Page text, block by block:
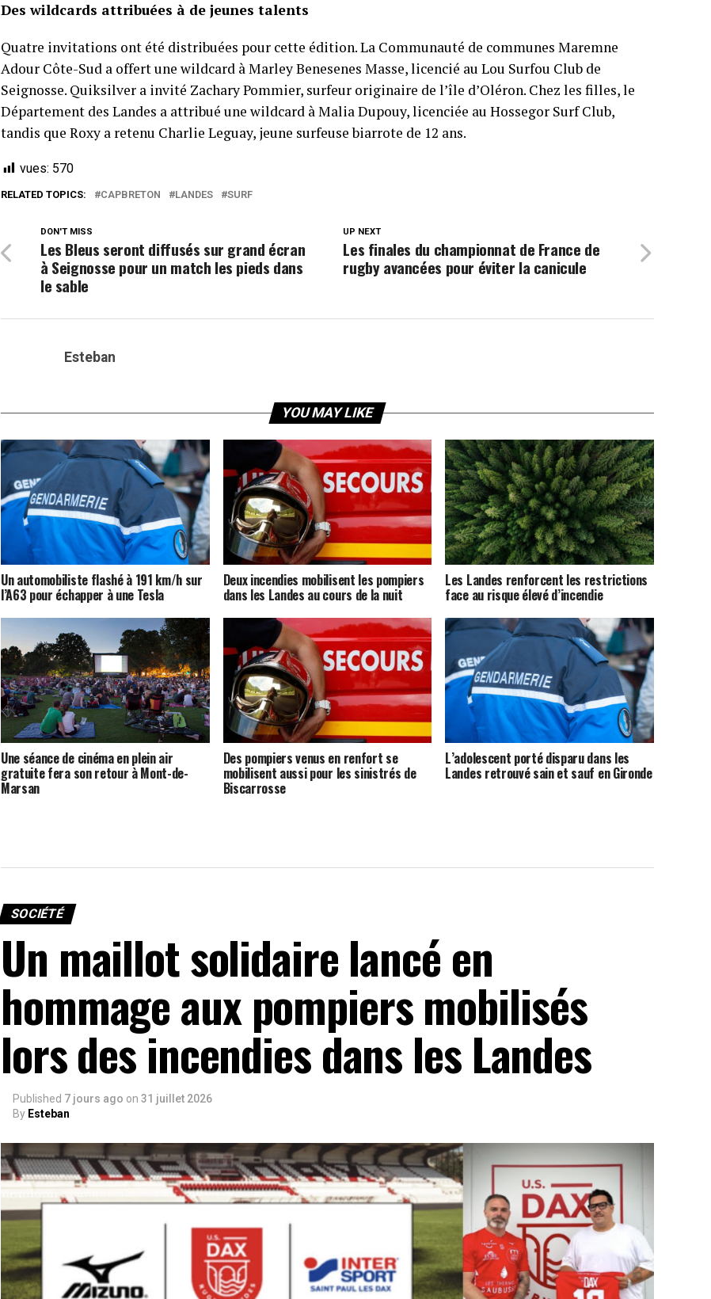
Des wildcards attribuées à de jeunes talents
Quatre invitations ont été distribuées pour cette édition. La Communauté de communes Maremne
Adour Côte-Sud a offert une wildcard à Marley Benesenes Masse, licencié au Lou Surfou Club de
Seignosse. Quiksilver a invité Zachary Pommier, surfeur originaire de l’île d’Oléron. Chez les filles, le
Département des Landes a attribué une wildcard à Malia Dupouy, licenciée au Hossegor Surf Club,
tandis que Roxy a retenu Charlie Leguay, jeune surfeuse biarrote de 12 ans.
vues: 570
RELATED TOPICS: CAPBRETON LANDES SURF
UP NEXT
Les finales du championnat de France de
rugby avancées pour éviter la canicule
DON'T MISS
Les Bleus seront diffusés sur grand écran
à Seignosse pour un match les pieds dans
le sable
Esteban
YOU MAY LIKE
Un automobiliste flashé à 191 km/h sur
l’A63 pour échapper à une Tesla
Deux incendies mobilisent les pompiers
dans les Landes au cours de la nuit
Les Landes renforcent les restrictions
face au risque élevé d’incendie
Une séance de cinéma en plein air
gratuite fera son retour à Mont-de-
Marsan
Des pompiers venus en renfort se
mobilisent aussi pour les sinistrés de
Biscarrosse
L’adolescent porté disparu dans les
Landes retrouvé sain et sauf en Gironde
SOCIÉTÉ
Un maillot solidaire lancé en
hommage aux pompiers mobilisés
lors des incendies dans les Landes
Published 7 jours ago on 31 juillet 2026
By Esteban